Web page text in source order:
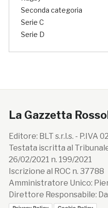
Seconda categoria
Serie C
Serie D
La Gazzetta
Editore: BLT s.r.l.s. - P.IVA
Testata iscritta al
26/02/2021 n. 199/2021
Iscrizione al ROC n. 37788
Amministratore Unico:
Direttore Responsabile: